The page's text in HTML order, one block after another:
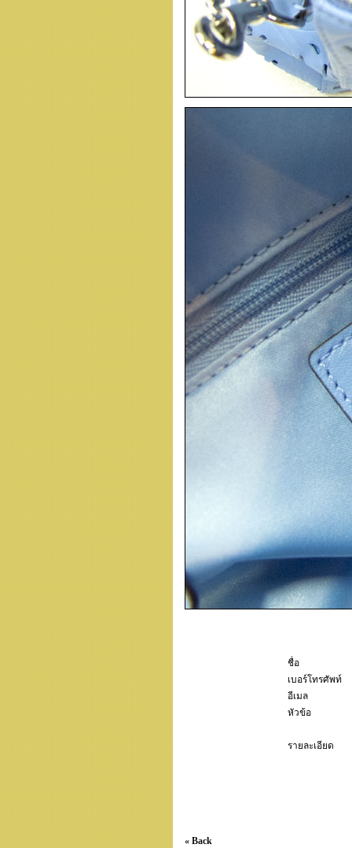
ชื่อ
เบอร์โทรศัพท์
อีเมล
หัวข้อ
รายละเอียด
« Back